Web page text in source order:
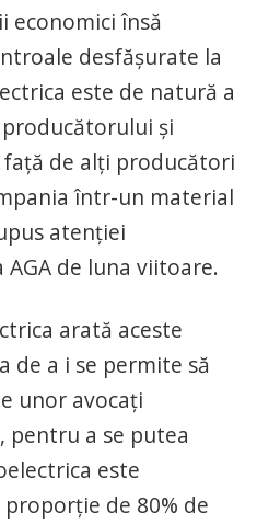
economici însă
desfăşurate la
este de natură a
şi
de alţi producători
într-un material
atenţiei
de luna viitoare.
arată aceste
de a i se permite să
unor avocaţi
pentru a se putea
este
de 80% de